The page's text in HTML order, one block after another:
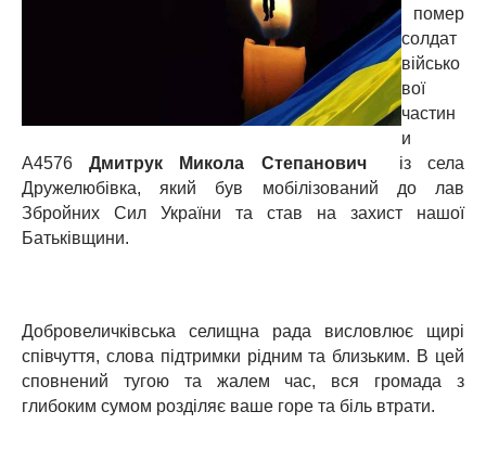
помер
солдат
військо
вої
частин
и
А4576Дмитрук Микола Степановичіз села
Дружелюбівка, який був мобілізований до лав
Збройних Сил України та став на захист нашої
Батьківщини.
Добровеличківська селищна рада висловлює щирі
співчуття, слова підтримки рідним та близьким. В цей
сповнений тугою та жалем час, вся громада з
глибоким сумом розділяє ваше горе та біль втрати.